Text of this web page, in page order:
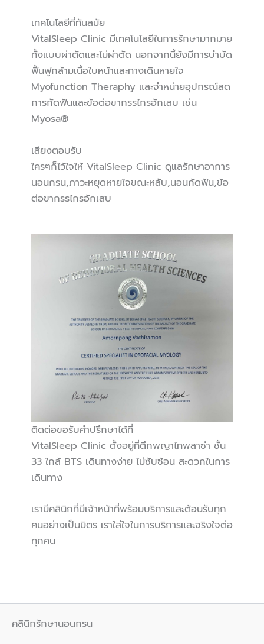
เทคโนโลยีที่ทันสมัย
VitalSleep Clinic มีเทคโนโลยีในการรักษามากมาย
ทั้งแบบผ่าตัดและไม่ผ่าตัด นอกจากนี้ยังมีการบำบัด
ฟื้นฟูกล้ามเนื้อใบหน้าและทางเดินหายใจ
Myofunction Theraphy และจำหน่ายอุปกรณ์ลด
การกัดฟันและข้อต่อขากรรไกรอักเสบ เช่น
Myosa®
เสียงตอบรับ
ใครๆก็ไว้ใจให้ VitalSleep Clinic ดูแลรักษาอาการ
นอนกรน,ภาวะหยุดหายใจขณะหลับ,นอนกัดฟัน,ข้อ
ต่อขากรรไกรอักเสบ
ติดต่อขอรับคำปรึกษาได้ที่
VitalSleep Clinic ตั้งอยู่ที่ตึกพญาไทพลาซ่า ชั้น
33 ใกล้ BTS เดินทางง่าย ไม่ซับซ้อน สะดวกในการ
เดินทาง
เรามีคลินิกที่มีเจ้าหน้าที่พร้อมบริการและต้อนรับทุก
คนอย่างเป็นมิตร เราใส่ใจในการบริการและจริงใจต่อ
ทุกคน
คลินิกรักษานอนกรน